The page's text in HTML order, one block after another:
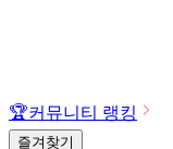
🏆커뮤니티 랭킹
즐겨찾기